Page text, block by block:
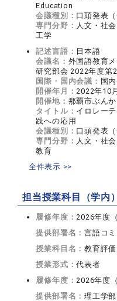
Education
会議種別： 口頭発表（
専門分野： 人文・社
工学
記述言語： 日本語
会議名： 外国語教育
研究部会 2022年度第
国際・国内会議： 国
開催年月：2022年10月
開催地： 那覇市ぶん
タイトル： イロレー
践への応用
会議種別： 口頭発表（
専門分野： 人文・社
教育
全件表示 >>
担当授業科目（学内）
履修年度：2026年度
提供部署名：言語コ
授業科目名：教育評価
授業形式：代表者
履修年度：2026年度
提供部署名：理工学部